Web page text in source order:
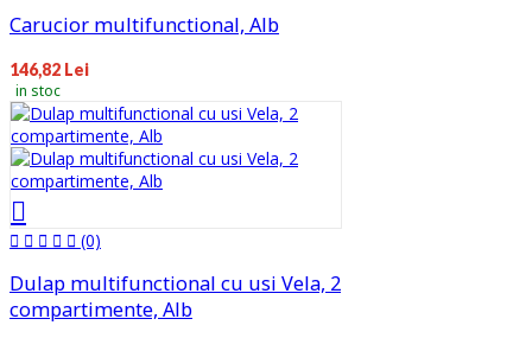
Carucior multifunctional, Alb
146,82 Lei
in stoc
(0)
Dulap multifunctional cu usi Vela, 2
compartimente, Alb